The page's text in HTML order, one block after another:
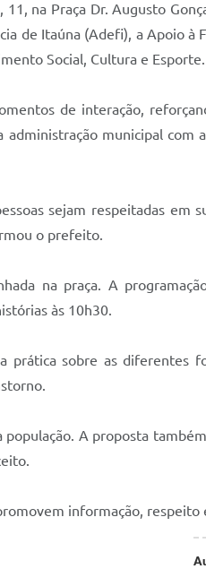
na Praça Dr. Augusto
de Itaúna (Adefi), a Apoio à
Social, Cultura e Esporte.
de interação,
municipal com
sejam respeitadas em
o prefeito.
na praça. A
às 10h30.
prática sobre as diferentes
A proposta
informação, respeito